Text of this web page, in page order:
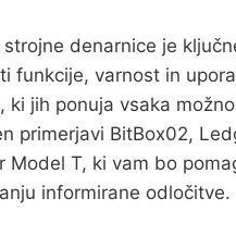
strojne denarnice je
funkcije, varnost in
ki jih ponuja vsaka
primerjavi BitBox02,
Model T, ki vam bo
informirane odločitve.